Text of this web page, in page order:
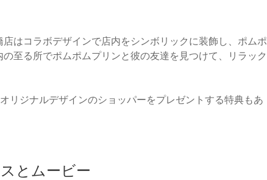
はコラボデザインで店内をシンボリックに装飾し、ポムポ
至る所でポムポムプリンと彼の友達を見つけて、リラック
リジナルデザインのショッパーをプレゼントする特典もあ
とムービー